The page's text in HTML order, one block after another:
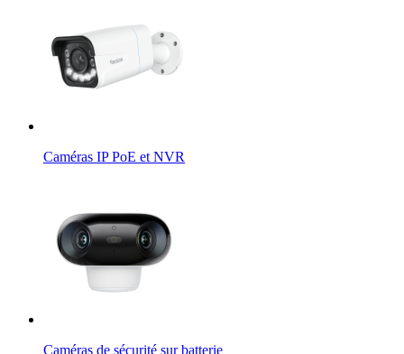
Caméras IP PoE et NVR
Caméras de sécurité sur batterie